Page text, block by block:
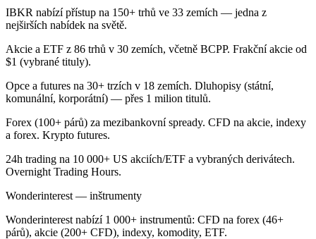
IBKR nabízí přístup na 150+ trhů ve 33 zemích — jedna z
nejširších nabídek na světě.
Akcie a ETF z 86 trhů v 30 zemích, včetně BCPP. Frakční akcie od
$1 (vybrané tituly).
Opce a futures na 30+ trzích v 18 zemích. Dluhopisy (státní,
komunální, korporátní) — přes 1 milion titulů.
Forex (100+ párů) za mezibankovní spready. CFD na akcie, indexy
a forex. Krypto futures.
24h trading na 10 000+ US akciích/ETF a vybraných derivátech.
Overnight Trading Hours.
Wonderinterest — inštrumenty
Wonderinterest nabízí 1 000+ instrumentů: CFD na forex (46+
párů), akcie (200+ CFD), indexy, komodity, ETF.